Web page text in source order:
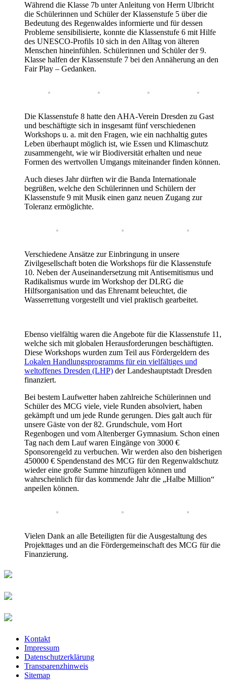
Während die Klasse 7b unter Anleitung von Herrn Ulbricht
die Schülerinnen und Schüler der Klassenstufe 5 über die
Bedeutung des Regenwaldes informierte und für dessen
Probleme sensibilisierte, konnte die Klassenstufe 6 mit Hilfe
des UNESCO-Profils 10 sich in den Alltag von älteren
Menschen hineinfühlen. Schülerinnen und Schüler der 9.
Klasse halfen der Klassenstufe 7 bei den Annäherung an den
Fair Play – Gedanken.
Die Klassenstufe 8 hatte den AHA-Verein Dresden zu Gast
und beschäftigte sich in insgesamt fünf verschiedenen
Workshops u. a. mit den Fragen, wie ein nachhaltig gutes
Leben überhaupt möglich ist, wie Essen und Klimaschutz
zusammengeht, wie wir Biodiversität erhalten und neue
Formen des wertvollen Umgangs miteinander finden können.
Auch dieses Jahr dürften wir die Banda Internationale
begrüßen, welche den Schülerinnen und Schülern der
Klassenstufe 9 mit Musik einen ganz neuen Zugang zur
Toleranz ermöglichte.
Verschiedene Ansätze zur Einbringung in unsere
Zivilgesellschaft boten die Workshops für die Klassenstufe
10. Neben der Auseinandersetzung mit Antisemitismus und
Radikalismus wurde im Workshop der DLRG die
Hilfsorganisation und das Ehrenamt beleuchtet, die
Wasserrettung vorgestellt und viel praktisch gearbeitet.
Ebenso vielfältig waren die Angebote für die Klassenstufe 11,
welche sich mit globalen Herausforderungen beschäftigten.
Diese Workshops wurden zum Teil aus Fördergeldern des
Lokalen Handlungsprogramms für ein vielfältiges und
weltoffenes Dresden (LHP) der Landeshauptstadt Dresden
finanziert.
Bei bestem Laufwetter haben zahlreiche Schülerinnen und
Schüler des MCG viele, viele Runden absolviert, haben
gekämpft und um jede Runde gerungen. Dies galt auch für
unsere Gäste von der 82. Grundschule, vom Hort
Regenbogen und vom Altenberger Gymnasium. Schon einen
Tag nach dem Lauf waren Eingänge von 3000 €
Sponsorengeld zu verbuchen. Wir werden also den bisherigen
450000 € Spendenstand des MCG für den Regenwaldschutz
wieder eine große Summe hinzufügen können und
wahrscheinlich für das kommende Jahr die „Halbe Million“
anpeilen können.
Vielen Dank an alle Beteiligten für die Ausgestaltung des
Projekttages und an die Fördergemeinschaft des MCG für die
Finanzierung.
Kontakt
Impressum
Datenschutzerklärung
Transparenzhinweis
Sitemap